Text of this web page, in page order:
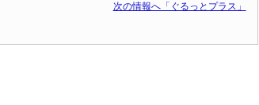
次の情報へ「ぐるっとプラス」